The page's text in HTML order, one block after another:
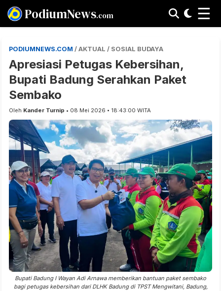
PodiumNews.com ☰
PODIUMNEWS.COM / AKTUAL / SOSIAL BUDAYA
Apresiasi Petugas Kebersihan,
Bupati Badung Serahkan Paket
Sembako
Oleh Kander Turnip • 08 Mei 2026 • 18:43:00 WITA
Bupati Badung I Wayan Adi Arnawa memberikan bantuan paket sembako
bagi petugas kebersihan dari DLHK Badung di TPST Mengwitani, Badung,